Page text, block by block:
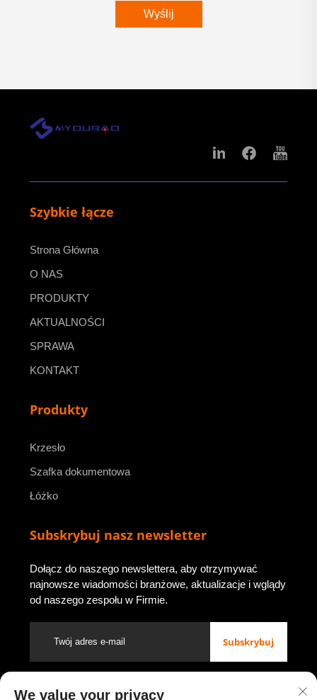
Wyślij
Szybkie łącze
Strona Główna
O NAS
PRODUKTY
AKTUALNOŚCI
SPRAWA
KONTAKT
Produkty
Krzesło
Szafka dokumentowa
Łóżko
Subskrybuj nasz newsletter
Dołącz do naszego newslettera, aby otrzymywać
najnowsze wiadomości branżowe, aktualizacje i wglądy
od naszego zespołu w Firmie.
Subskrybuj
Prawa autorskie © 2026 przez Luoyang Youbao Office Furniture
We value your privacy